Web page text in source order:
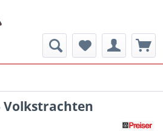
Volkstrachten